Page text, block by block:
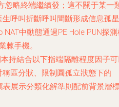
忽略終端繼續發；這不關于某一
呼叫折斷呼叫間斷形成信息孤星
NAT中動態通過PE Hole PUN探
手機。
持結合以下指端隔離程度因子
區分狀、限制圓孤立狀態下的
展示分類化解準則配前背景層